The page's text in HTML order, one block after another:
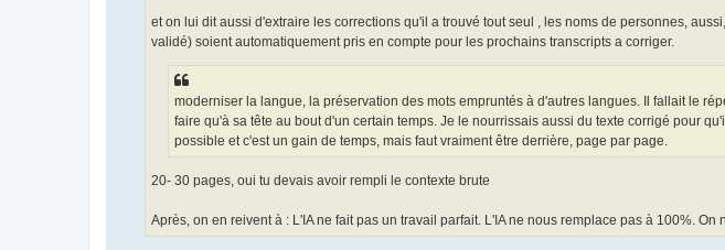
et on lui dit aussi d'extraire les corrections qu'il a trouvé tout seul , les noms de personnes,
validé) soient automatiquement pris en compte pour les prochains transcripts a corriger.
moderniser la langue, la préservation des mots empruntés à d'autres langues. Il fallait le
faire qu'à sa tête au bout d'un certain temps. Je le nourrissais aussi du texte corrigé pour
possible et c'est un gain de temps, mais faut vraiment être derrière, page par page.
20- 30 pages, oui tu devais avoir rempli le contexte brute
Après, on en reivent à : L'IA ne fait pas un travail parfait. L'IA ne nous remplace pas à 100%.